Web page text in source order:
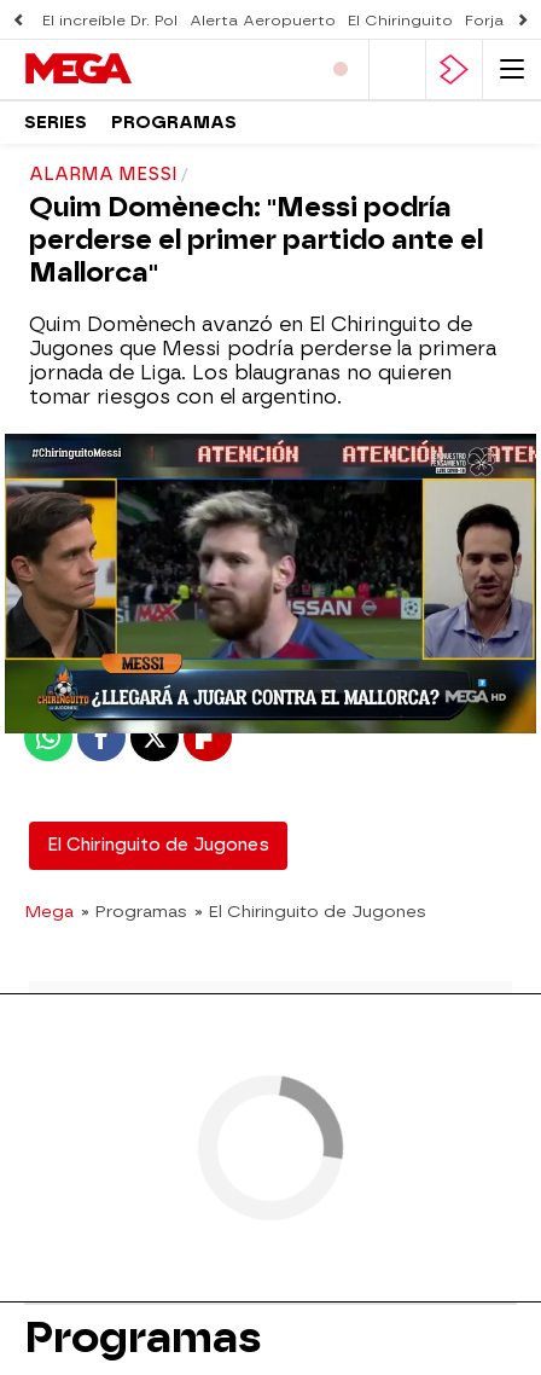
El increíble Dr. Pol Alerta Aeropuerto El Chiringuito Forjado
SERIES PROGRAMAS
ALARMA MESSI
Quim Domènech: "Messi podría
perderse el primer partido ante el
Mallorca"
Quim Domènech avanzó en El Chiringuito de
Jugones que Messi podría perderse la primera
jornada de Liga. Los blaugranas no quieren
tomar riesgos con el argentino.
El Chiringuito
Madrid
Publicado:04 de junio de 2020, 01:55
WhatsappFacebook
X Flipboard
El Chiringuito de Jugones
Mega » Programas » El Chiringuito de Jugones
Programas